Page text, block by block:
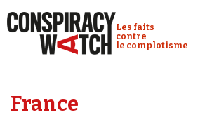
Conspiracy Watch :
Les faits
contre
le complotisme
France